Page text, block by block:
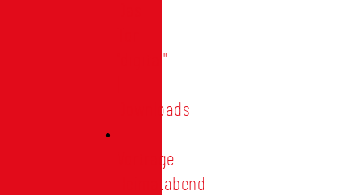
"digital"
Downloads
Vorträge
Heimatabend